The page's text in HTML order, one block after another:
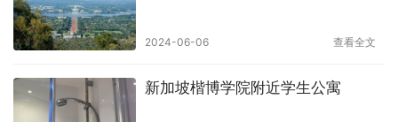
2024-06-06 查看全文
新加坡楷博学院附近学生公寓